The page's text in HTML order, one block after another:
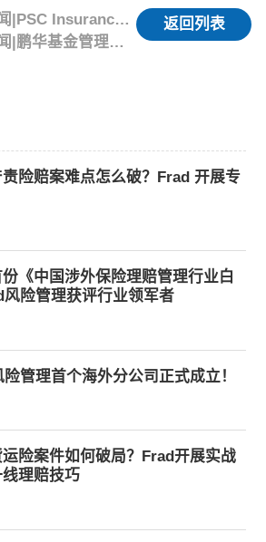
上一篇：FRAd新闻|PSC Insurance及其尼泊尔合作伙伴来访洽谈战略合作
下一篇：FRAd新闻|鹏华基金管理有限公司来访探讨IDI保险发展趋势
返回列表
险赔案难点怎么破？Frad 开展专
《中国涉外保险理赔管理行业白
险管理获评行业领军者
管理首个海外分公司正式成立！
险案件如何破局？Frad开展实战
理赔技巧